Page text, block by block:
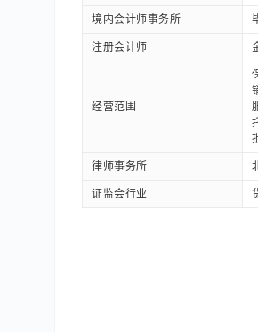
境内会计师事务所
注册会计师
经营范围
律师事务所
证监会行业